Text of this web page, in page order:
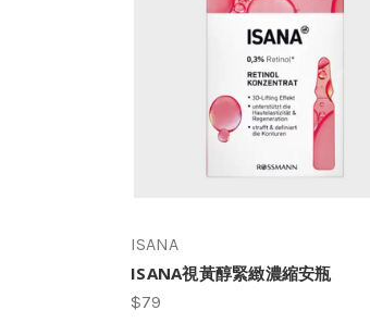
ISANA
ISANA視黃醇緊緻濃縮安瓶
$79